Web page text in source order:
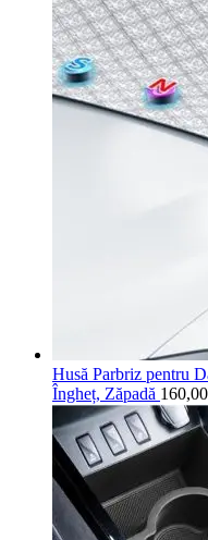
Husă Parbriz pentru
Îngheț, Zăpadă 160,00